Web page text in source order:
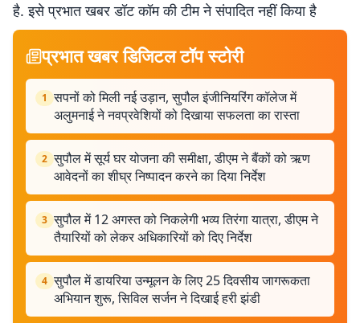
है. इसे प्रभात खबर डॉट कॉम की टीम ने संपादित नहीं किया है
प्रभात खबर डिजिटल टॉप स्टोरी
1 सपनों को मिली नई उड़ान, सुपौल इंजीनियरिंग कॉलेज में
अलुमनाई ने नवप्रवेशियों को दिखाया सफलता का रास्ता
2 सुपौल में सूर्य घर योजना की समीक्षा, डीएम ने बैंकों को ऋण
आवेदनों का शीघ्र निष्पादन करने का दिया निर्देश
3 सुपौल में 12 अगस्त को निकलेगी भव्य तिरंगा यात्रा, डीएम ने
तैयारियों को लेकर अधिकारियों को दिए निर्देश
4 सुपौल में डायरिया उन्मूलन के लिए 25 दिवसीय जागरूकता
अभियान शुरू, सिविल सर्जन ने दिखाई हरी झंडी